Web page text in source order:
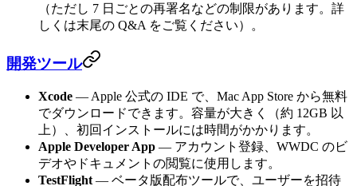
（ただし 7 日ごとの再署名などの制限があります。詳
しくは末尾の Q&A をご覧ください）。
開発ツール
Xcode — Apple 公式の IDE で、Mac App Store から無料
でダウンロードできます。容量が大きく（約 12GB 以
上）、初回インストールには時間がかかります。
Apple Developer App — アカウント登録、WWDC のビ
デオやドキュメントの閲覧に使用します。
TestFlight — ベータ版配布ツールで、ユーザーを招待